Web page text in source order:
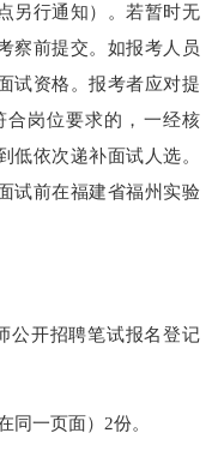
另行通知）。若暂时无
察前提交。如报考人员
试资格。报考者应对提
岗位要求的，一经核
低依次递补面试人选。
试前在福建省福州实验
开招聘笔试报名登记
一页面）2份。